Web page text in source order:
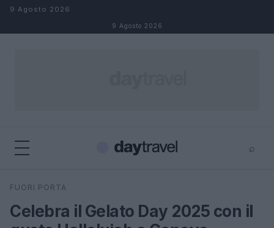
Salta al contenuto
9 Agosto 2026
9 Agosto 2026
⌕
Cerca
FUORI PORTA
Celebra il Gelato Day 2025 con il